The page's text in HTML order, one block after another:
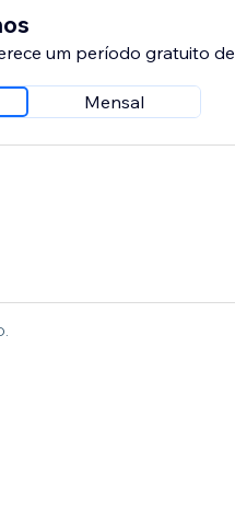
um período gratuito
Mensal